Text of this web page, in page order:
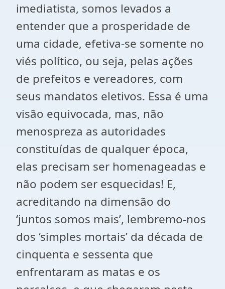
imediatista, somos levados a
entender que a prosperidade de
uma cidade, efetiva-se somente no
viés político, ou seja, pelas ações
de prefeitos e vereadores, com
seus mandatos eletivos. Essa é uma
visão equivocada, mas, não
menospreza as autoridades
constituídas de qualquer época,
elas precisam ser homenageadas e
não podem ser esquecidas! E,
acreditando na dimensão do
‘juntos somos mais’, lembremo-nos
dos ‘simples mortais’ da década de
cinquenta e sessenta que
enfrentaram as matas e os